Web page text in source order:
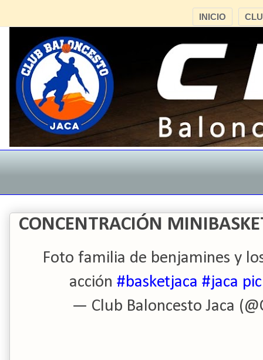
INICIO
CONCENTRACIÓN
Foto familia de benjamines y
acción #basketjaca #jaca
— Club Baloncesto Jaca